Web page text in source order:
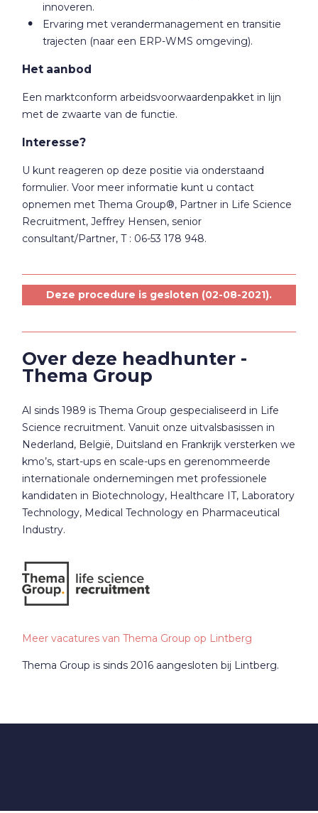
innoveren.
Ervaring met verandermanagement en transitie
trajecten (naar een ERP-WMS omgeving).
Het aanbod
Een marktconform arbeidsvoorwaardenpakket in lijn
met de zwaarte van de functie.
Interesse?
U kunt reageren op deze positie via onderstaand
formulier. Voor meer informatie kunt u contact
opnemen met Thema Group®, Partner in Life Science
Recruitment, Jeffrey Hensen, senior
consultant/Partner, T : 06-53 178 948.
Deze procedure is gesloten (02-08-2021).
Over deze headhunter -
Thema Group
Al sinds 1989 is Thema Group gespecialiseerd in Life
Science recruitment. Vanuit onze uitvalsbasissen in
Nederland, België, Duitsland en Frankrijk versterken we
kmo’s, start-ups en scale-ups en gerenommeerde
internationale ondernemingen met professionele
kandidaten in Biotechnology, Healthcare IT, Laboratory
Technology, Medical Technology en Pharmaceutical
Industry.
Meer vacatures van Thema Group op Lintberg
Thema Group is sinds 2016 aangesloten bij Lintberg.